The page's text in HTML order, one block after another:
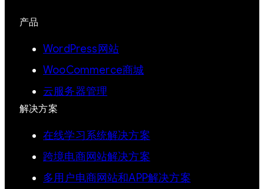
产品
WordPress网站
WooCommerce商城
云服务器管理
解决方案
在线学习系统解决方案
跨境电商网站解决方案
多用户电商网站和APP解决方案